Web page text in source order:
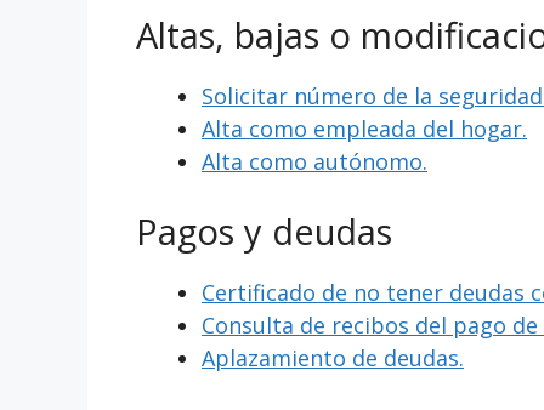
Altas, bajas o
Solicitar número de la
Alta como empleada del hogar.
Alta como autónomo.
Pagos y deudas
Certificado de no tener deudas
Consulta de recibos del pago
Aplazamiento de deudas.